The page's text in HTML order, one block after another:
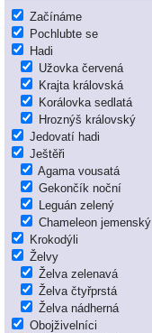
Začínáme
Pochlubte se
Hadi
Užovka červená
Krajta královská
Korálovka sedlatá
Hroznýš královský
Jedovatí hadi
Ještěři
Agama vousatá
Gekončík noční
Leguán zelený
Chameleon jemenský
Krokodýli
Želvy
Želva zelenavá
Želva čtyřprstá
Želva nádherná
Obojživelníci